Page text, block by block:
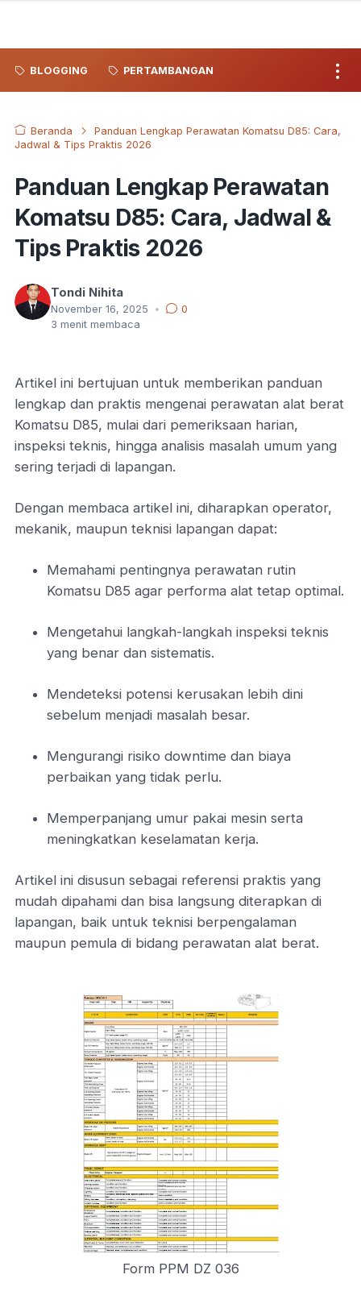
BLOGGING PERTAMBANGAN
Beranda
Panduan Lengkap Perawatan Komatsu D85: Cara,
Jadwal & Tips Praktis 2026
Panduan Lengkap Perawatan
Komatsu D85: Cara, Jadwal &
Tips Praktis 2026
Tondi Nihita
November 16, 2025 •
0
3 menit membaca
Artikel ini bertujuan untuk memberikan panduan
lengkap dan praktis mengenai perawatan alat berat
Komatsu D85, mulai dari pemeriksaan harian,
inspeksi teknis, hingga analisis masalah umum yang
sering terjadi di lapangan.
Dengan membaca artikel ini, diharapkan operator,
mekanik, maupun teknisi lapangan dapat:
Memahami pentingnya perawatan rutin
Komatsu D85 agar performa alat tetap optimal.
Mengetahui langkah-langkah inspeksi teknis
yang benar dan sistematis.
Mendeteksi potensi kerusakan lebih dini
sebelum menjadi masalah besar.
Mengurangi risiko downtime dan biaya
perbaikan yang tidak perlu.
Memperpanjang umur pakai mesin serta
meningkatkan keselamatan kerja.
Artikel ini disusun sebagai referensi praktis yang
mudah dipahami dan bisa langsung diterapkan di
lapangan, baik untuk teknisi berpengalaman
maupun pemula di bidang perawatan alat berat.
Form PPM DZ 036